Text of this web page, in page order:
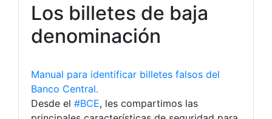
Los billetes de baja
denominación
Manual para identificar billetes falsos del
Banco Central.
Desde el #BCE, les compartimos las